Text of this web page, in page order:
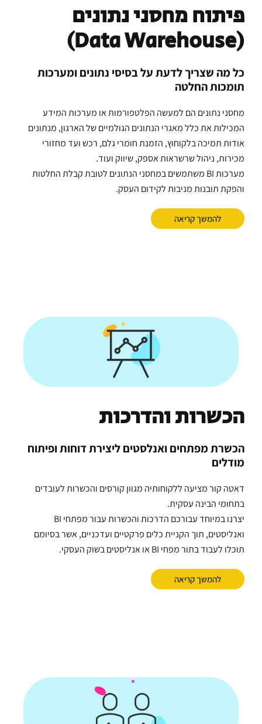
פיתוח מחסני נתונים
(Data Warehouse)
כל מה שצריך לדעת על בסיסי נתונים ומערכות
תומכות החלטה
מחסני נתונים הם למעשה הפלטפורמות או מערכות המידע
המכילות את כלל מאגרי הנתונים הגולמיים של הארגון, מנתונים
אודות תמיכה בלקוחוץ, הזמנת חומרי גלם, רכש ועד מחזורי
מכירות, ניהול שרשראות אספק, שיווק ועוד.
מערכות BI משתמשים במחסני הנתונים לטובת קבלת החלטות
והפקת תובנות מניבות לקידום העסק.
להמשך קריאה
הכשרות והדרכות
הכשרת מפתחים ואנלסטים ליצירת דוחות ופיתוח
מודלים
דאטה קור מציעה ללקוחותיה מגוון קורסים והכשרות לעובדים
בתחומי הבינה עסקית.
יצרנו במיוחד עבורכם הדרכות והכשרות עבור מפתחי BI
ואנליסטים, תוך הקניית כלים פרקטיים ועדכניים, אשר בסיומם
תוכלו לעבוד בתור מפחי BI או אנליסטים בשוק העסקי.
להמשך קריאה